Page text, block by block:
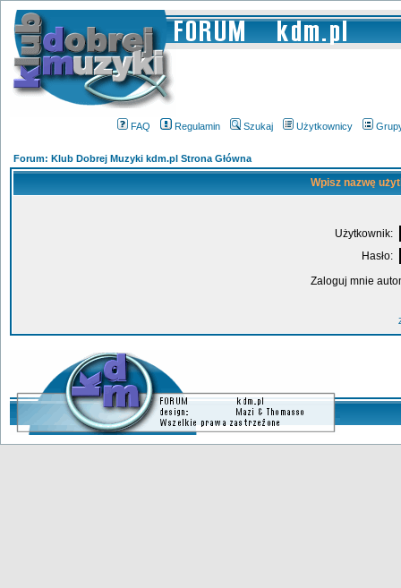
FAQ Regulamin Szukaj Użytkownicy
Forum: Klub Dobrej Muzyki kdm.pl Strona Główna
Wpisz nazwę
Użytkownik:
Hasło:
Zaloguj mnie